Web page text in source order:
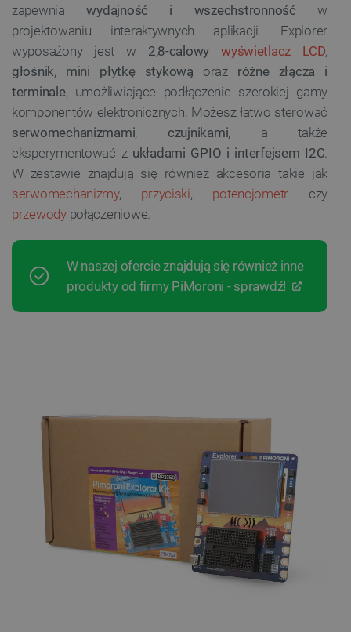
zapewniawydajność i wszechstronność w
projektowaniu interaktywnych aplikacji. Explorer
wyposażony jest w 2,8-calowywyświetlacz LCD,
głośnik, mini płytkę stykową oraz różne złącza i
terminale, umożliwiające podłączenie szerokiej gamy
komponentów elektronicznych. Możesz łatwo sterować
serwomechanizmami, czujnikami, a także
eksperymentować z układami GPIO i interfejsem I2C.
W zestawie znajdują się również akcesoria takie jak
serwomechanizmy, przyciski, potencjometr czy
przewodypołączeniowe.
W naszej ofercie znajdują się również inne
produkty od firmy PiMoroni - sprawdź!